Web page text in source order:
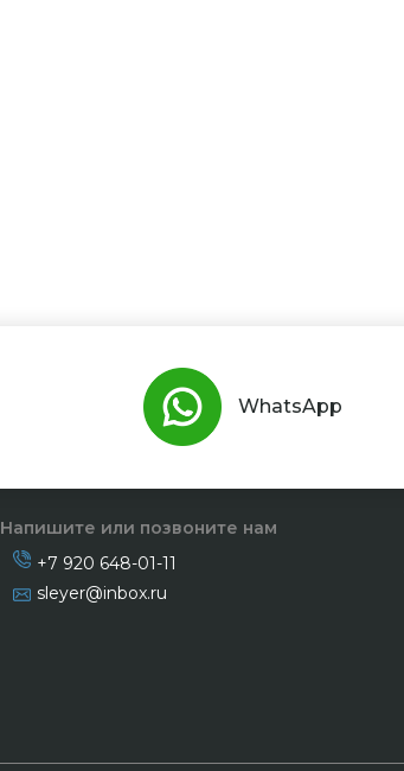
WhatsApp
Напишите или позвоните нам
+7 920 648-01-11
sleyer@inbox.ru